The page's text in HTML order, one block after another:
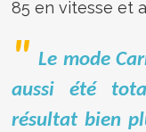
85 en vitesse et
Le mode
aussi été
résultat bien